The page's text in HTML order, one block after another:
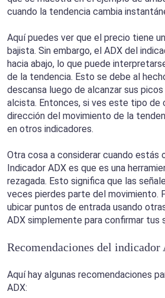
cuando la tendencia cambia
Aquí puedes ver que el precio tiene
bajista. Sin embargo, el ADX del
hacia abajo, lo que puede
de la tendencia. Esto se debe al
descansa luego de alcanzar sus
alcista. Entonces, si ves este tipo de
dirección del movimiento de la
en otros indicadores.
Otra cosa a considerar cuando estás
Indicador ADX es que es una
rezagada. Esto significa que las
veces pierdes parte del movimiento.
ubicar puntos de entrada usando
ADX simplemente para confirmar tus
Recomendaciones del indicador
Aquí hay algunas recomendaciones
ADX: